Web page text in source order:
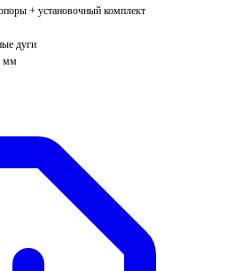
+ установочный комплект
дуги
мм